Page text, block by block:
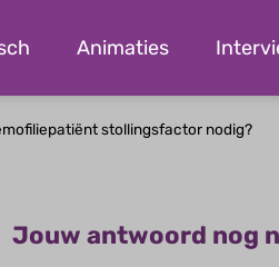
Animaties
stollingsfactor nodig?
Jouw antwoord nog